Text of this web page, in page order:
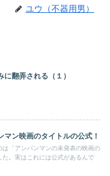
ユウ（不器用男）
翻弄される（１）
ン映画のタイトルの公式！
「アンパンマンの未発表の映画の
。実はこれには公式があるんで